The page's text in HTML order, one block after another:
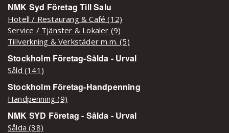
NMK Syd Företag Till Salu
Hotell / Restaurang & Café (12)
Service / Tjänster & Lokaler (9)
Tillverkning & Verkstäder m.m. (5)
Stockholm Företag-Sålda - Urval
Såld (141)
Stockholm Företag-Handpenning
Handpenning (9)
NMK SYD Företag - Sålda - Urval
Sålda (38)